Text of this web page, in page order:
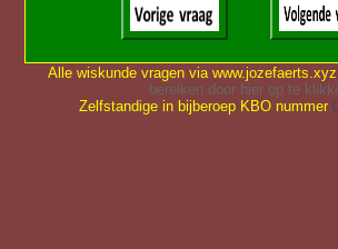
Alle wiskunde vragen via www.jozefaerts.xyz
bereiken door hier op te
Zelfstandige in bijberoep KBO nummer